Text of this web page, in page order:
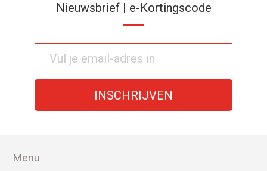
Nieuwsbrief | e-Kortingscode
Menu